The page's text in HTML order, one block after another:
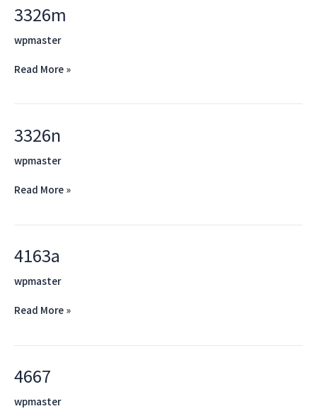
3326m
wpmaster
3326m
Read More »
3326n
wpmaster
3326n
Read More »
4163a
wpmaster
4163a
Read More »
4667
wpmaster
4667